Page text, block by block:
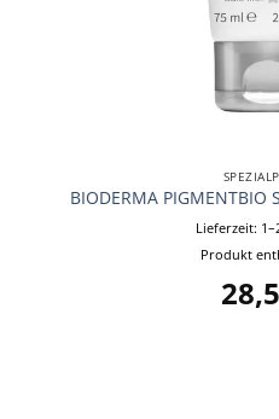
BIODERMA PIGMENTBIO
Lieferzeit:
Produkt